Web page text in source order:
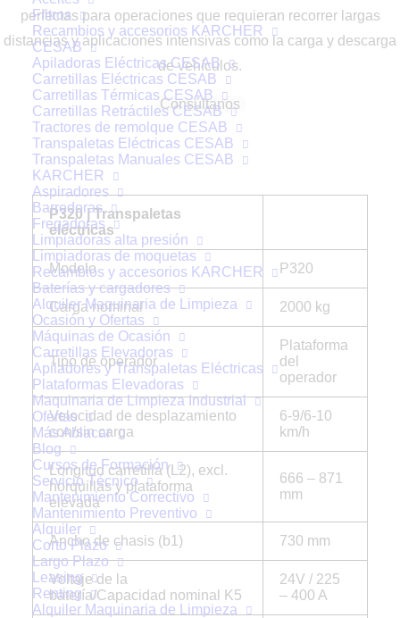
Filtros
Recambios y accesorios KARCHER
CESAB
Apiladoras Eléctricas CESAB
Carretillas Eléctricas CESAB
Carretillas Térmicas CESAB
Carretillas Retráctiles CESAB
Tractores de remolque CESAB
Transpaletas Eléctricas CESAB
Transpaletas Manuales CESAB
KARCHER
Aspiradores
Barredoras
Fregadoras
Limpiadoras alta presión
Limpiadoras de moquetas
Recambios y accesorios KARCHER
Baterías y cargadores
Alquiler Maquinaria de Limpieza
Ocasión y Ofertas
Máquinas de Ocasión
Carretillas Elevadoras
Apiladores y Transpaletas Eléctricas
Plataformas Elevadoras
Maquinaria de Limpieza Industrial
Ofertas
Más Ablacar
Blog
Cursos de Formación
Servicio Técnico
Mantenimiento Correctivo
Mantenimiento Preventivo
Alquiler
Corto Plazo
Largo Plazo
Leasing
Renting
Alquiler Maquinaria de Limpieza
perfectas para operaciones que requieran recorrer largas
distancias y aplicaciones intensivas como la carga y descarga
de vehículos.
Consúltanos
P320 | Transpaletas
eléctricas
Modelo P320
Carga nominal 2000 kg
Tipo de operador
Plataforma
del
operador
Velocidad de desplazamiento
con/sin carga
6-9/6-10
km/h
Longitud carretilla (L2), excl.
horquillas y plataforma
elevada
666 – 871
mm
Ancho de chasis (b1) 730 mm
Voltaje de la
batería/Capacidad nominal K5
24V / 225
– 400 A